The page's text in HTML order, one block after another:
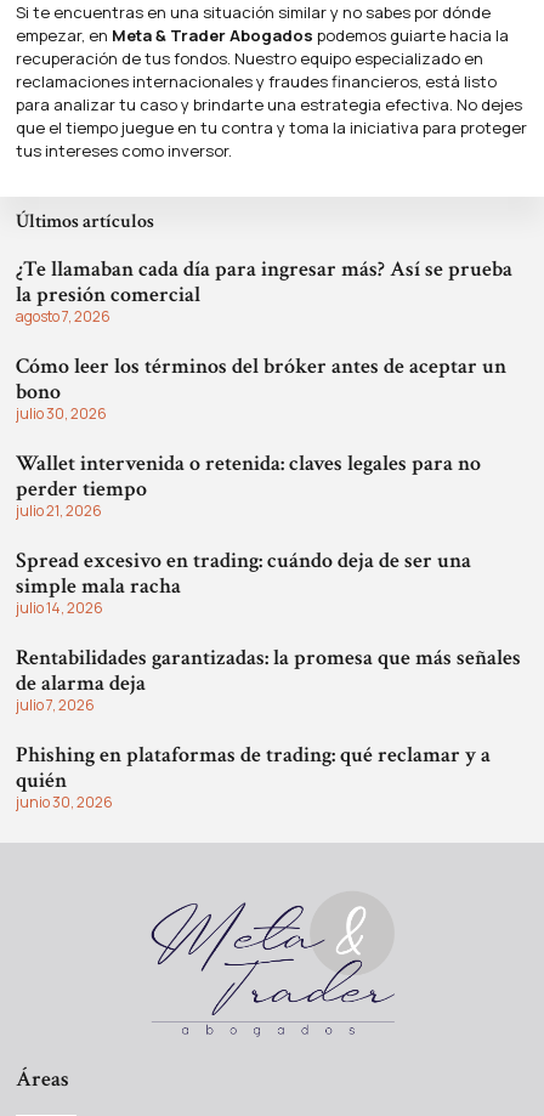
Últimos artículos
¿Te llamaban cada día para ingresar más? Así se prueba
la presión comercial
agosto 7, 2026
Cómo leer los términos del bróker antes de aceptar un
bono
julio 30, 2026
Wallet intervenida o retenida: claves legales para no
perder tiempo
julio 21, 2026
Spread excesivo en trading: cuándo deja de ser una
simple mala racha
julio 14, 2026
Rentabilidades garantizadas: la promesa que más señales
de alarma deja
julio 7, 2026
Phishing en plataformas de trading: qué reclamar y a
quién
junio 30, 2026
Si te encuentras en una situación similar y no sabes por dónde
empezar, en Meta & TraderAbogados podemos guiarte hacia la
recuperación de tus fondos. Nuestro equipo especializado en
reclamaciones internacionales y fraudes financieros, está listo
para analizar tu caso y brindarte una estrategia efectiva. No dejes
que el tiempo juegue en tu contra y toma la iniciativa para proteger
tus intereses como inversor.
Áreas